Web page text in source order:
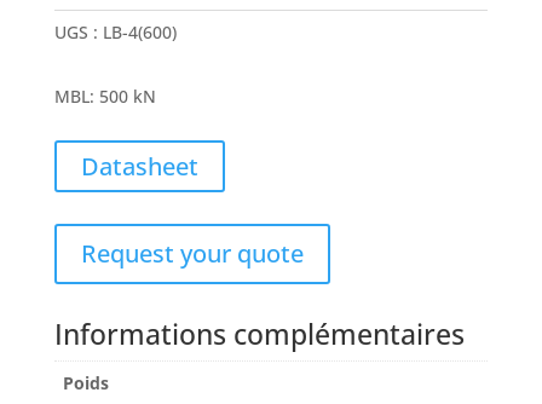
UGS : LB-4(600)
MBL: 500 kN
Datasheet
Request your quote
Informations complémentaires
Poids